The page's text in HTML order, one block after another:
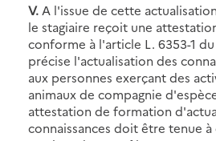
V. A l'issue de cette
le stagiaire reçoit une
conforme à l'article L. 6353-1
précise l'actualisation des
aux personnes exerçant des
animaux de compagnie
attestation de formation
connaissances doit être tenue